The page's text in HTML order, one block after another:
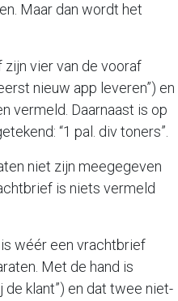
Maar dan wordt het
vier van de vooraf
nieuw app leveren”) en
vermeld. Daarnaast is op
“1 pal. div toners”.
niet zijn meegegeven
is niets vermeld
wéér een vrachtbrief
Met de hand is
de klant”) en dat twee niet-